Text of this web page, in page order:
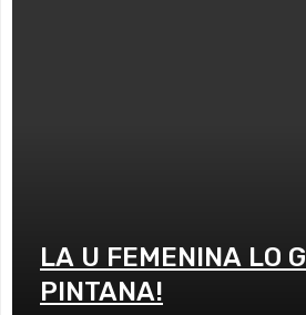
LA U FEMENINA LO
PINTANA!